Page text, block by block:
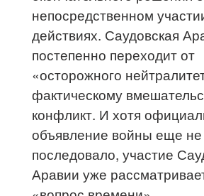
непосредственном
действиях. Саудовская
постепенно переходит от
«осторожного
фактическому
конфликт. И хотя
объявление войны еще не
последовало, участие
Аравии уже